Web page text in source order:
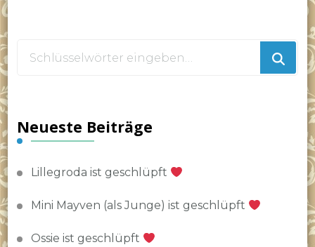
Neueste Beiträge
Lillegroda ist geschlüpft
Mini Mayven (als Junge) ist geschlüpft
Ossie ist geschlüpft